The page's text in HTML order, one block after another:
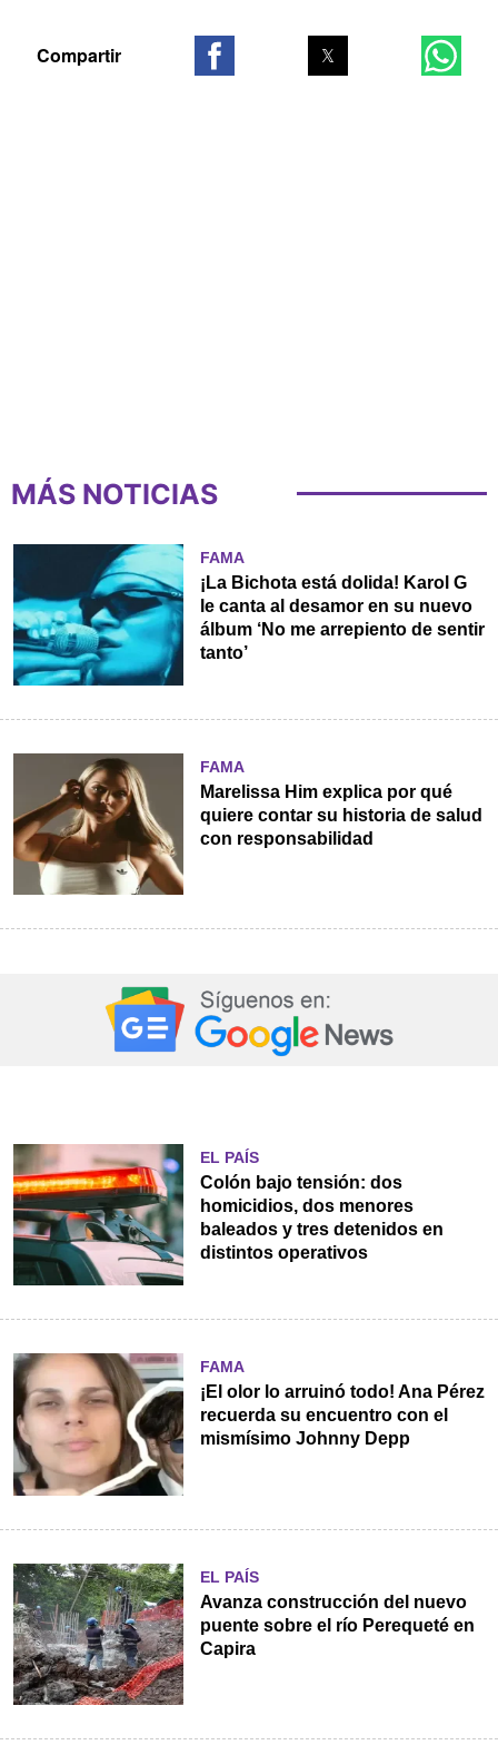
MÁS NOTICIAS
FAMA
¡La Bichota está dolida! Karol G
le canta al desamor en su nuevo
álbum ‘No me arrepiento de sentir
tanto’
FAMA
Marelissa Him explica por qué
quiere contar su historia de salud
con responsabilidad
EL PAÍS
Colón bajo tensión: dos
homicidios, dos menores
baleados y tres detenidos en
distintos operativos
FAMA
¡El olor lo arruinó todo! Ana Pérez
recuerda su encuentro con el
mismísimo Johnny Depp
EL PAÍS
Avanza construcción del nuevo
puente sobre el río Perequeté en
Capira